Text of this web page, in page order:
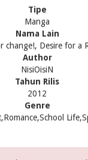
Tipe
Manga
Nama Lain
change!, Desire for a
Author
NisiOisiN
Tahun Rilis
2012
Genre